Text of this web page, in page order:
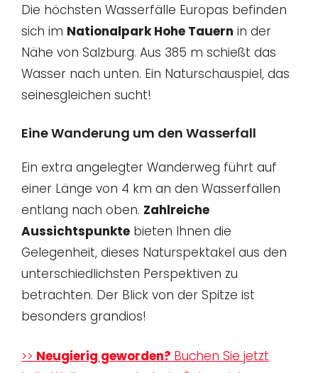
Die höchsten Wasserfälle Europas befinden
sich im Nationalpark Hohe Tauern in der
Nähe von Salzburg. Aus 385 m schießt das
Wasser nach unten. Ein Naturschauspiel, das
seinesgleichen sucht!
Eine Wanderung um den Wasserfall
Ein extra angelegter Wanderweg führt auf
einer Länge von 4 km an den Wasserfällen
entlang nach oben. Zahlreiche
Aussichtspunkte bieten Ihnen die
Gelegenheit, dieses Naturspektakel aus den
unterschiedlichsten Perspektiven zu
betrachten. Der Blick von der Spitze ist
besonders grandios!
>> Neugierig geworden? Buchen Sie jetzt